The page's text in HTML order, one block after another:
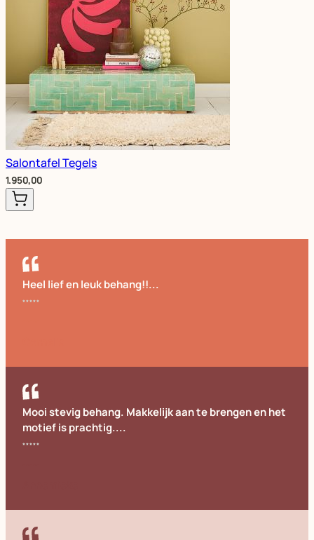
Salontafel Tegels
1.950,00
Heel lief en leuk behang!!...
Mooi stevig behang. Makkelijk aan te brengen en het
motief is prachtig....